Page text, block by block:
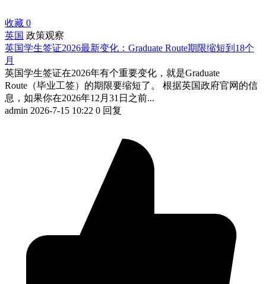
收藏 0
英国 政策观察
英国学生签证2026最新变化：Graduate Route期限缩短到18个
月
英国学生签证在2026年有个重要变化，就是Graduate
Route（毕业工签）的期限要缩短了。 根据英国政府官网的信
息，如果你在2026年12月31日之前...
admin 2026-7-15 10:22 0 回复